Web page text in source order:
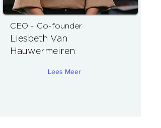
CEO - Co-founder
Liesbeth Van
Hauwermeiren
Lees Meer